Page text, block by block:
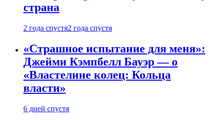
страна
2 года спустя2 года спустя
«Страшное испытание для меня»:
Джейми Кэмпбелл Бауэр — о
«Властелине колец: Кольца
власти»
6 дней спустя